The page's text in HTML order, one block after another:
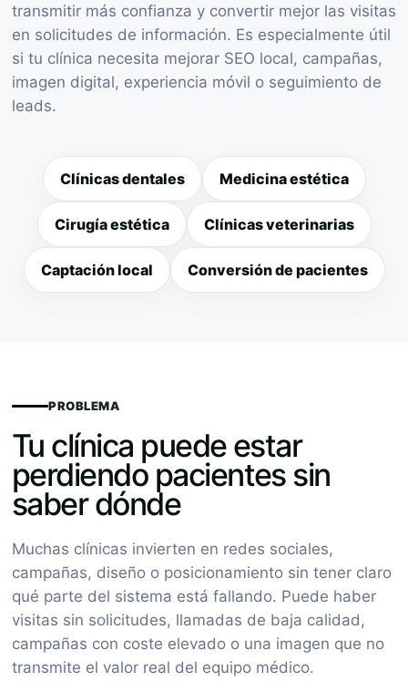
transmitir más confianza y convertir mejor las visitas
en solicitudes de información. Es especialmente útil
si tu clínica necesita mejorar SEO local, campañas,
imagen digital, experiencia móvil o seguimiento de
leads.
Clínicas dentales Medicina estética
Cirugía estética Clínicas veterinarias
Captación local Conversión de pacientes
PROBLEMA
Tu clínica puede estar
perdiendo pacientes sin
saber dónde
Muchas clínicas invierten en redes sociales,
campañas, diseño o posicionamiento sin tener claro
qué parte del sistema está fallando. Puede haber
visitas sin solicitudes, llamadas de baja calidad,
campañas con coste elevado o una imagen que no
transmite el valor real del equipo médico.